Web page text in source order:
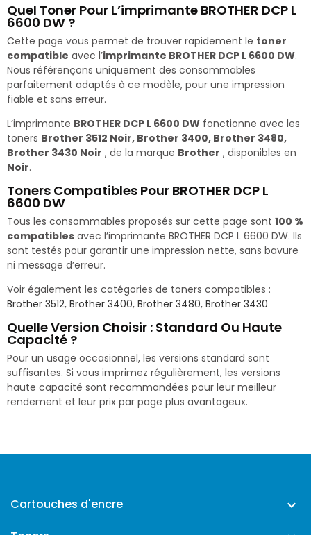
Quel Toner Pour L’imprimante BROTHER DCP L
6600 DW ?
Cette page vous permet de trouver rapidement le toner
compatible avec l’imprimante BROTHER DCP L 6600 DW.
Nous référençons uniquement des consommables
parfaitement adaptés à ce modèle, pour une impression
fiable et sans erreur.
L’imprimante BROTHER DCP L 6600 DW fonctionne avec les
toners Brother 3512 Noir, Brother 3400, Brother 3480,
Brother 3430 Noir , de la marque Brother , disponibles en
Noir.
Toners Compatibles Pour BROTHER DCP L
6600 DW
Tous les consommables proposés sur cette page sont 100 %
compatibles avec l’imprimante BROTHER DCP L 6600 DW. Ils
sont testés pour garantir une impression nette, sans bavure
ni message d’erreur.
Voir également les catégories de toners compatibles :
Brother 3512, Brother 3400, Brother 3480, Brother 3430
Quelle Version Choisir : Standard Ou Haute
Capacité ?
Pour un usage occasionnel, les versions standard sont
suffisantes. Si vous imprimez régulièrement, les versions
haute capacité sont recommandées pour leur meilleur
rendement et leur prix par page plus avantageux.
Cartouches d'encre 